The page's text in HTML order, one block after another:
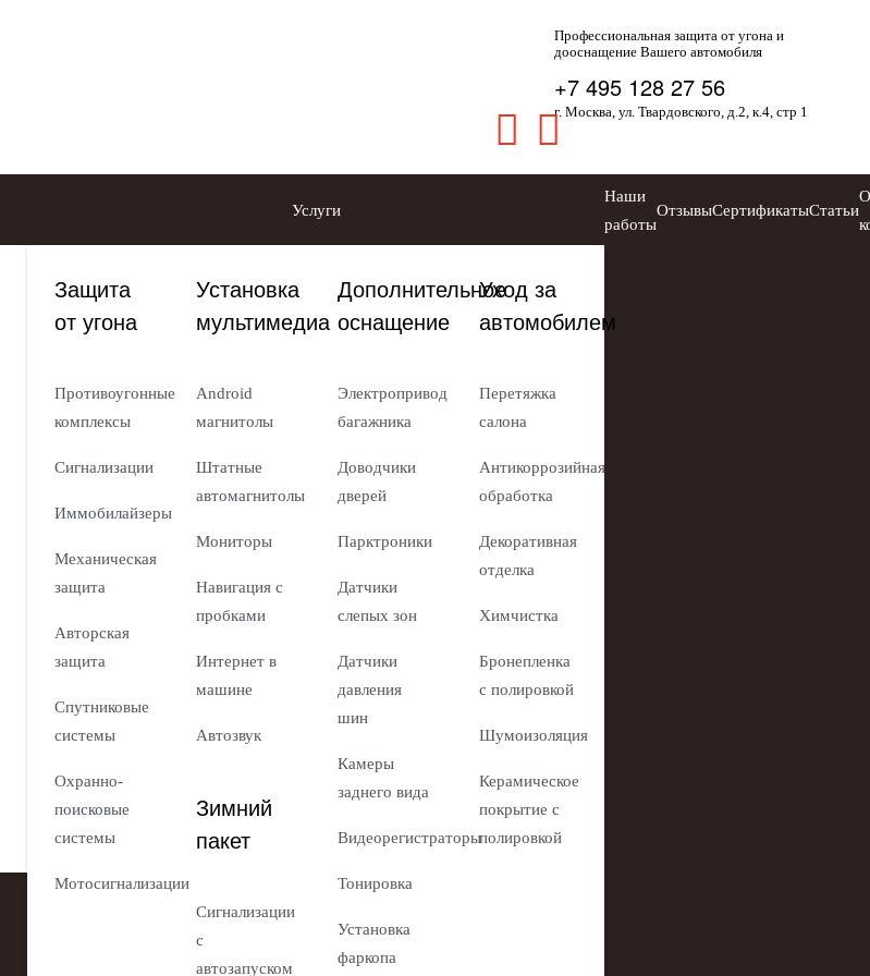
Профессиональная защита от угона и
дооснащение Вашего автомобиля
+7 495 128 27 56
г. Москва, ул. Твардовского, д.2, к.4, стр 1
Услуги
Защита
от угона
Противоугонные
комплексы
Сигнализации
Иммобилайзеры
Механическая
защита
Авторская
защита
Спутниковые
системы
Охранно-
поисковые
системы
Мотосигнализации
Установка
мультимедиа
Android
магнитолы
Штатные
автомагнитолы
Мониторы
Навигация с
пробками
Интернет в
машине
Автозвук
Зимний
пакет
Сигнализации
с
автозапуском
Дополнительное
оснащение
Электропривод
багажника
Доводчики
дверей
Парктроники
Датчики
слепых зон
Датчики
давления
шин
Камеры
заднего вида
Видеорегистраторы
Тонировка
Установка
фаркопа
Уход за
автомобилем
Перетяжка
салона
Антикоррозийная
обработка
Декоративная
отделка
Химчистка
Бронепленка
с полировкой
Шумоизоляция
Керамическое
покрытие с
полировкой
Наши
работы
ОтзывыСертификатыСтатьи
О